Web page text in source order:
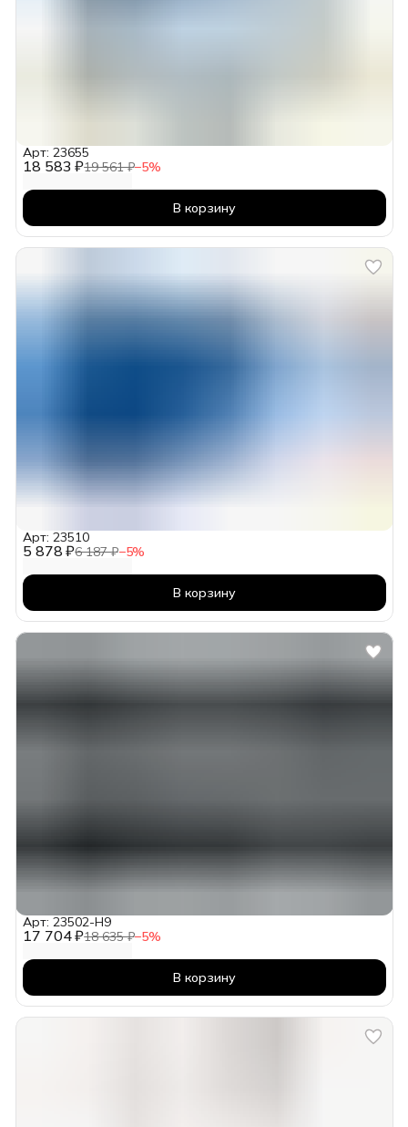
18 583 ₽19 561 ₽−5%
Арт: 23655
В корзину
5 878 ₽6 187 ₽−5%
Арт: 23510
В корзину
17 704 ₽18 635 ₽−5%
Арт: 23502-H9
В корзину